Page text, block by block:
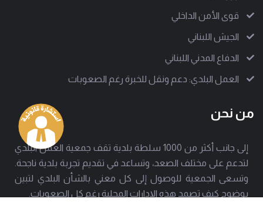
قوى الأمن الداخلي
الجيش اللبناني
الدفاع المدني اللبناني
العمل البلدي: دعم ونقل للخبرة رغم الصعوبات
من نحن
إلى جانب أكثر من 1000 سلطة بلدية تقف جمعية العمل البلدي
لتدعم على مختلف الصعد، وتساعد في تقديم تجربة بلدية ناجحة.
وتسعى الجمعية للوصول إلى كل معني بالشأن البلدي لتبين
بوضوح كيف تصمد هذه الإدارات المحلية رغم كل الصعوبات.